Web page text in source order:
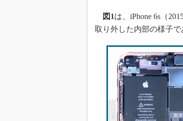
図1は、iPhone 6s（
取り外した内部の様子で